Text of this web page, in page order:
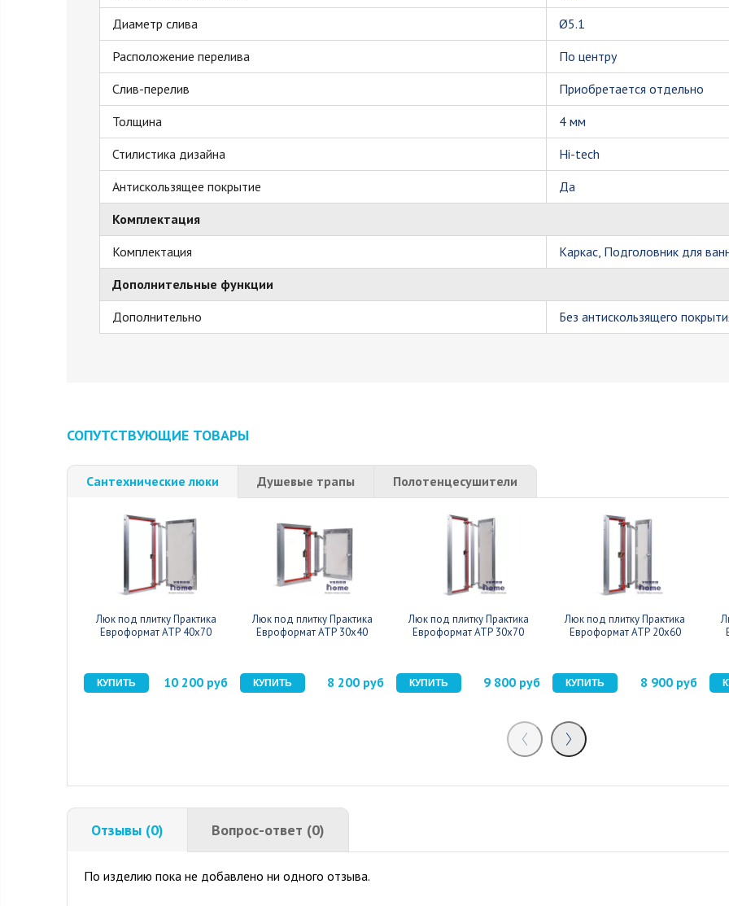
Диаметр слива
Ø5.1
Расположение перелива
По центру
Слив-перелив
Приобретается отдельно
Толщина
4 мм
Стилистика дизайна
Hi-tech
Антискользящее покрытие
Да
Комплектация
Комплектация
Каркас, Подголовник для
Дополнительные функции
Дополнительно
Без антискользящего
СОПУТСТВУЮЩИЕ ТОВАРЫ
Сантехнические люки Душевые трапы Полотенцесушители
Люк под плитку Практика
Евроформат АТР 40x70
10 200 руб
Люк под плитку Практика
Евроформат АТР 30x40
8 200 руб
Люк под плитку Практика
Евроформат АТР 30x70
9 800 руб
Люк под плитку Практика
Евроформат АТР 20x60
8 900 руб
Отзывы (0) Вопрос-ответ (0)
По изделию пока не добавлено ни одного отзыва.